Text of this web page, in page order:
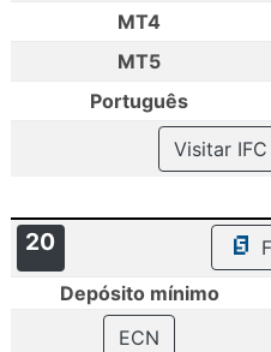
MT4
MT5
Português
Visitar
20
Depósito mínimo
ECN